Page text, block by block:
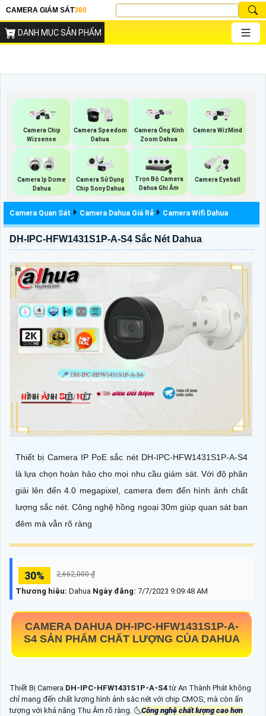
CAMERA GIÁM SÁT360
DANH MỤC SẢN PHẨM
Camera Chip
Wizsense
Camera Speedom
Dahua
Camera Ống Kính
Zoom Dahua
Camera WizMind
Camera Ip Dome
Dahua
Camera Sử Dụng
Chip Sony Dahua
Trọn Bộ Camera
Dahua Ghi Âm
Camera Eyeball
Camera Quan Sát Camera Dahua Giá Rẻ Camera Wifi Dahua
DH-IPC-HFW1431S1P-A-S4 Sắc Nét Dahua
Thiết bị Camera IP PoE sắc nét DH-IPC-HFW1431S1P-A-S4
là lựa chọn hoàn hảo cho mọi nhu cầu giám sát. Với độ phân
giải lên đến 4.0 megapixel, camera đem đến hình ảnh chất
lượng sắc nét. Công nghệ hồng ngoại 30m giúp quan sát ban
đêm mà vẫn rõ ràng
30% 2,662,000 ₫
Thương hiệu: Dahua Ngày đăng: 7/7/2023 9:09:48 AM
CAMERA DAHUA DH-IPC-HFW1431S1P-A-
S4 SẢN PHẨM CHẤT LƯỢNG CỦA DAHUA
Thiết Bị Camera DH-IPC-HFW1431S1P-A-S4từ An Thành Phát không
chỉ mang đến chất lượng hình ảnh sắc nét với chip CMOS, mà còn ấn
tượng với khả năng Thu Âm rõ ràng. 🌜Công nghệ chất lượng cao hơn